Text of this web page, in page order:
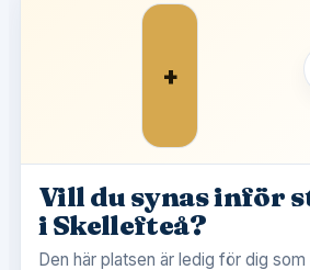
+
Vill du synas inför
i Skellefteå?
Den här platsen är ledig för dig